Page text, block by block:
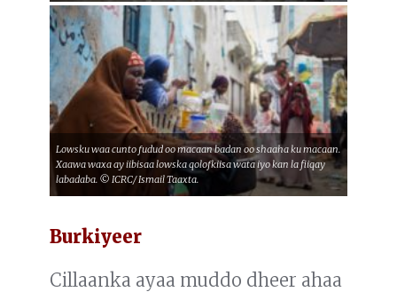
Lowsku waa cunto fudud oo macaan badan oo shaaha ku macaan.
Xaawa waxa ay iibisaa lowska qolofkiisa wata iyo kan la fiiqay
labadaba. © ICRC/ Ismail Taaxta.
Burkiyeer
Cillaanka ayaa muddo dheer ahaa